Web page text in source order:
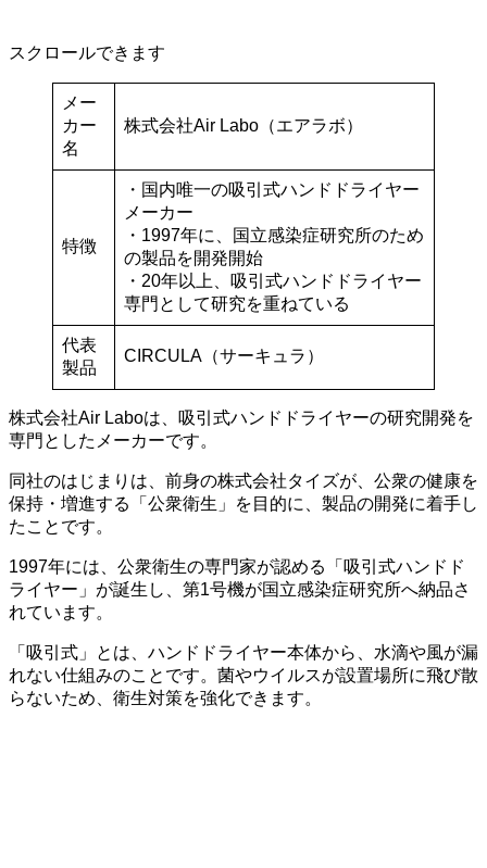
スクロールできます
メー
カー
名
株式会社Air Labo（エアラボ）
特徴
・国内唯一の吸引式ハンドドライヤー
メーカー
・1997年に、国立感染症研究所のため
の製品を開発開始
・20年以上、吸引式ハンドドライヤー
専門として研究を重ねている
代表
製品
CIRCULA（サーキュラ）
株式会社Air Laboは、吸引式ハンドドライヤーの研究開発を
専門としたメーカーです。
同社のはじまりは、前身の株式会社タイズが、公衆の健康を
保持・増進する「公衆衛生」を目的に、製品の開発に着手し
たことです。
1997年には、公衆衛生の専門家が認める「吸引式ハンドド
ライヤー」が誕生し、第1号機が国立感染症研究所へ納品さ
れています。
「吸引式」とは、ハンドドライヤー本体から、水滴や風が漏
れない仕組みのことです。菌やウイルスが設置場所に飛び散
らないため、衛生対策を強化できます。